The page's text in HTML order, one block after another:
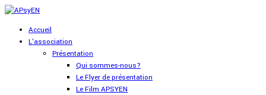
Accueil
L'association
Présentation
Qui sommes-nous?
Le Flyer de présentation
Le Film APSYEN